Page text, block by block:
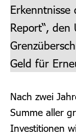
Erkenntnisse
Report“, den
Geld für
Nach zwei
Summe aller
Investitionen